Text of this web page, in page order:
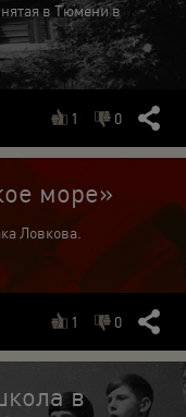
в Тюмени в
1 0
море»
Ловкова.
1 0
в